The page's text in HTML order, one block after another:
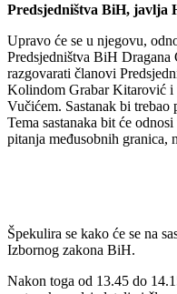
Predsjedništva BiH, javlja
Upravo će se u njegovu,
Predsjedništva BiH Dragana
razgovarati članovi
Kolindom Grabar Kitarović i
Vučićem. Sastanak bi trebao
Tema sastanaka bit će
pitanja međusobnih granica,
Špekulira se kako će se na
Izbornog zakona BiH.
Nakon toga od 13.45 do